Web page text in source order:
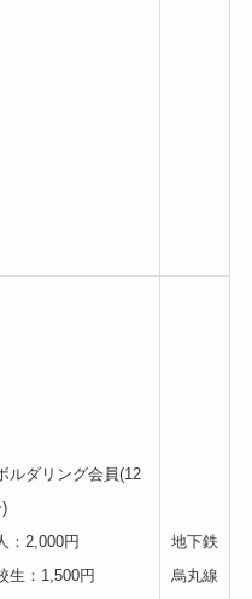
ルダリング会員(12
：2,000円
生：1,500円
地下鉄
烏丸線